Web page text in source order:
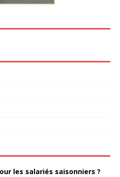
les salariés saisonniers ?